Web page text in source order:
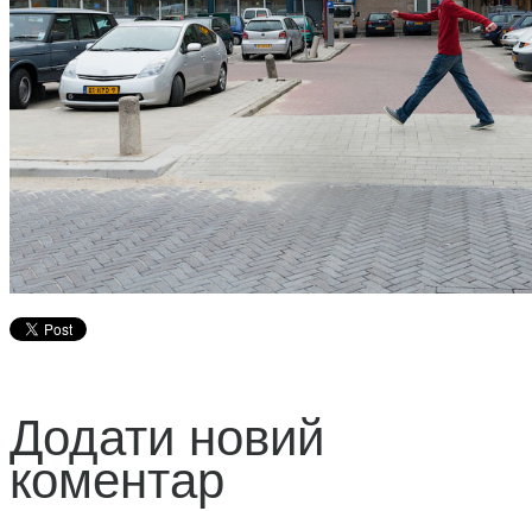
Додати новий
коментар